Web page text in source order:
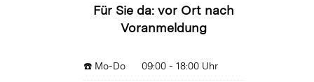
Für Sie da: vor Ort nach
Voranmeldung
☎️ Mo-Do 09:00 - 18:00 Uhr